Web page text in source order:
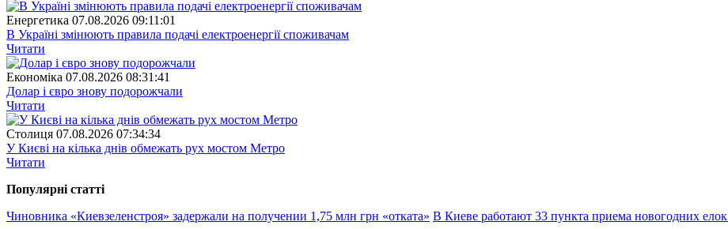
Енергетика 07.08.2026 09:11:01
В Україні змінюють правила подачі електроенергії споживачам
Читати
Економіка 07.08.2026 08:31:41
Долар і євро знову подорожчали
Читати
Столиця 07.08.2026 07:34:34
У Києві на кілька днів обмежать рух мостом Метро
Читати
Популярнi статтi
Чиновника «Киевзеленстроя» задержали на получении 1,75 млн грн «отката» В Киеве работают 33 пункта приема новогодних елок